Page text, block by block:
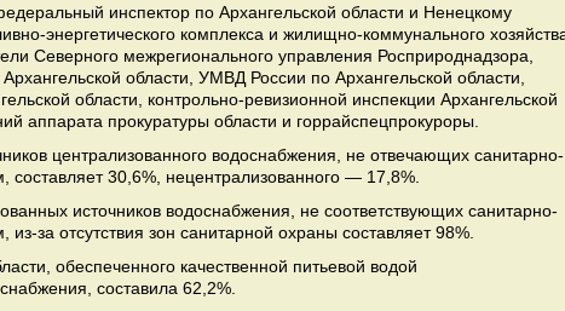
инспектор по Архангельской области и Ненецкому
энергетического комплекса и жилищно-коммунального
Северного межрегионального управления Росприроднадзора,
области, УМВД России по Архангельской области,
области, контрольно-ревизионной инспекции Архангельской
аппарата прокуратуры области и горрайспецпрокуроры.
централизованного водоснабжения, не отвечающих санитарно-
составляет 30,6%, нецентрализованного — 17,8%.
источников водоснабжения, не соответствующих санитарно-
за отсутствия зон санитарной охраны составляет 98%.
обеспеченного качественной питьевой водой
составила 62,2%.